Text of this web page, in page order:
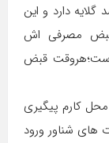
دارد و این
قبض مصرفی اش
قبض
کارم پیگیری
های شناور ورود